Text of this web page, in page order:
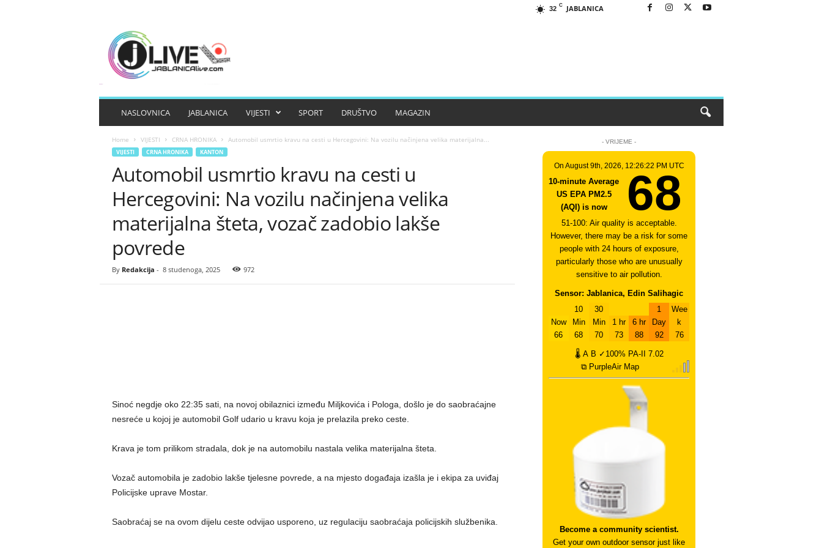
32 C JABLANICA
NASLOVNICA JABLANICA VIJESTI SPORT DRUŠTVO MAGAZIN
Home VIJESTI CRNA HRONIKA Automobil usmrtio kravu na cesti u Hercegovini: Na vozilu načinjena velika materijalna...
VIJESTI CRNA HRONIKA KANTON
Automobil usmrtio kravu na cesti u
Hercegovini: Na vozilu načinjena velika
materijalna šteta, vozač zadobio lakše
povrede
By Redakcija - 8 studenoga, 2025 972
Sinoć negdje oko 22:35 sati, na novoj obilaznici između Miljkovića i Pologa, došlo je do saobraćajne
nesreće u kojoj je automobil Golf udario u kravu koja je prelazila preko ceste.
Krava je tom prilikom stradala, dok je na automobilu nastala velika materijalna šteta.
Vozač automobila je zadobio lakše tjelesne povrede, a na mjesto događaja izašla je i ekipa za uviđaj
Policijske uprave Mostar.
Saobraćaj se na ovom dijelu ceste odvijao usporeno, uz regulaciju saobraćaja policijskih službenika.
- VRIJEME -
On August 9th, 2026, 12:26:22 PM UTC
10-minute Average
US EPA PM2.5
(AQI) is now
68
51-100: Air quality is acceptable.
However, there may be a risk for some
people with 24 hours of exposure,
particularly those who are unusually
sensitive to air pollution.
Sensor: Jablanica, Edin Salihagic
Now
66
10
Min
68
30
Min
70
1 hr
73
6 hr
88
1
Day
92
Wee
k
76
🌡 A B ✓100% PA-II
7.02
⧉ PurpleAir Map
Become a community scientist.
Get your own outdoor sensor just like